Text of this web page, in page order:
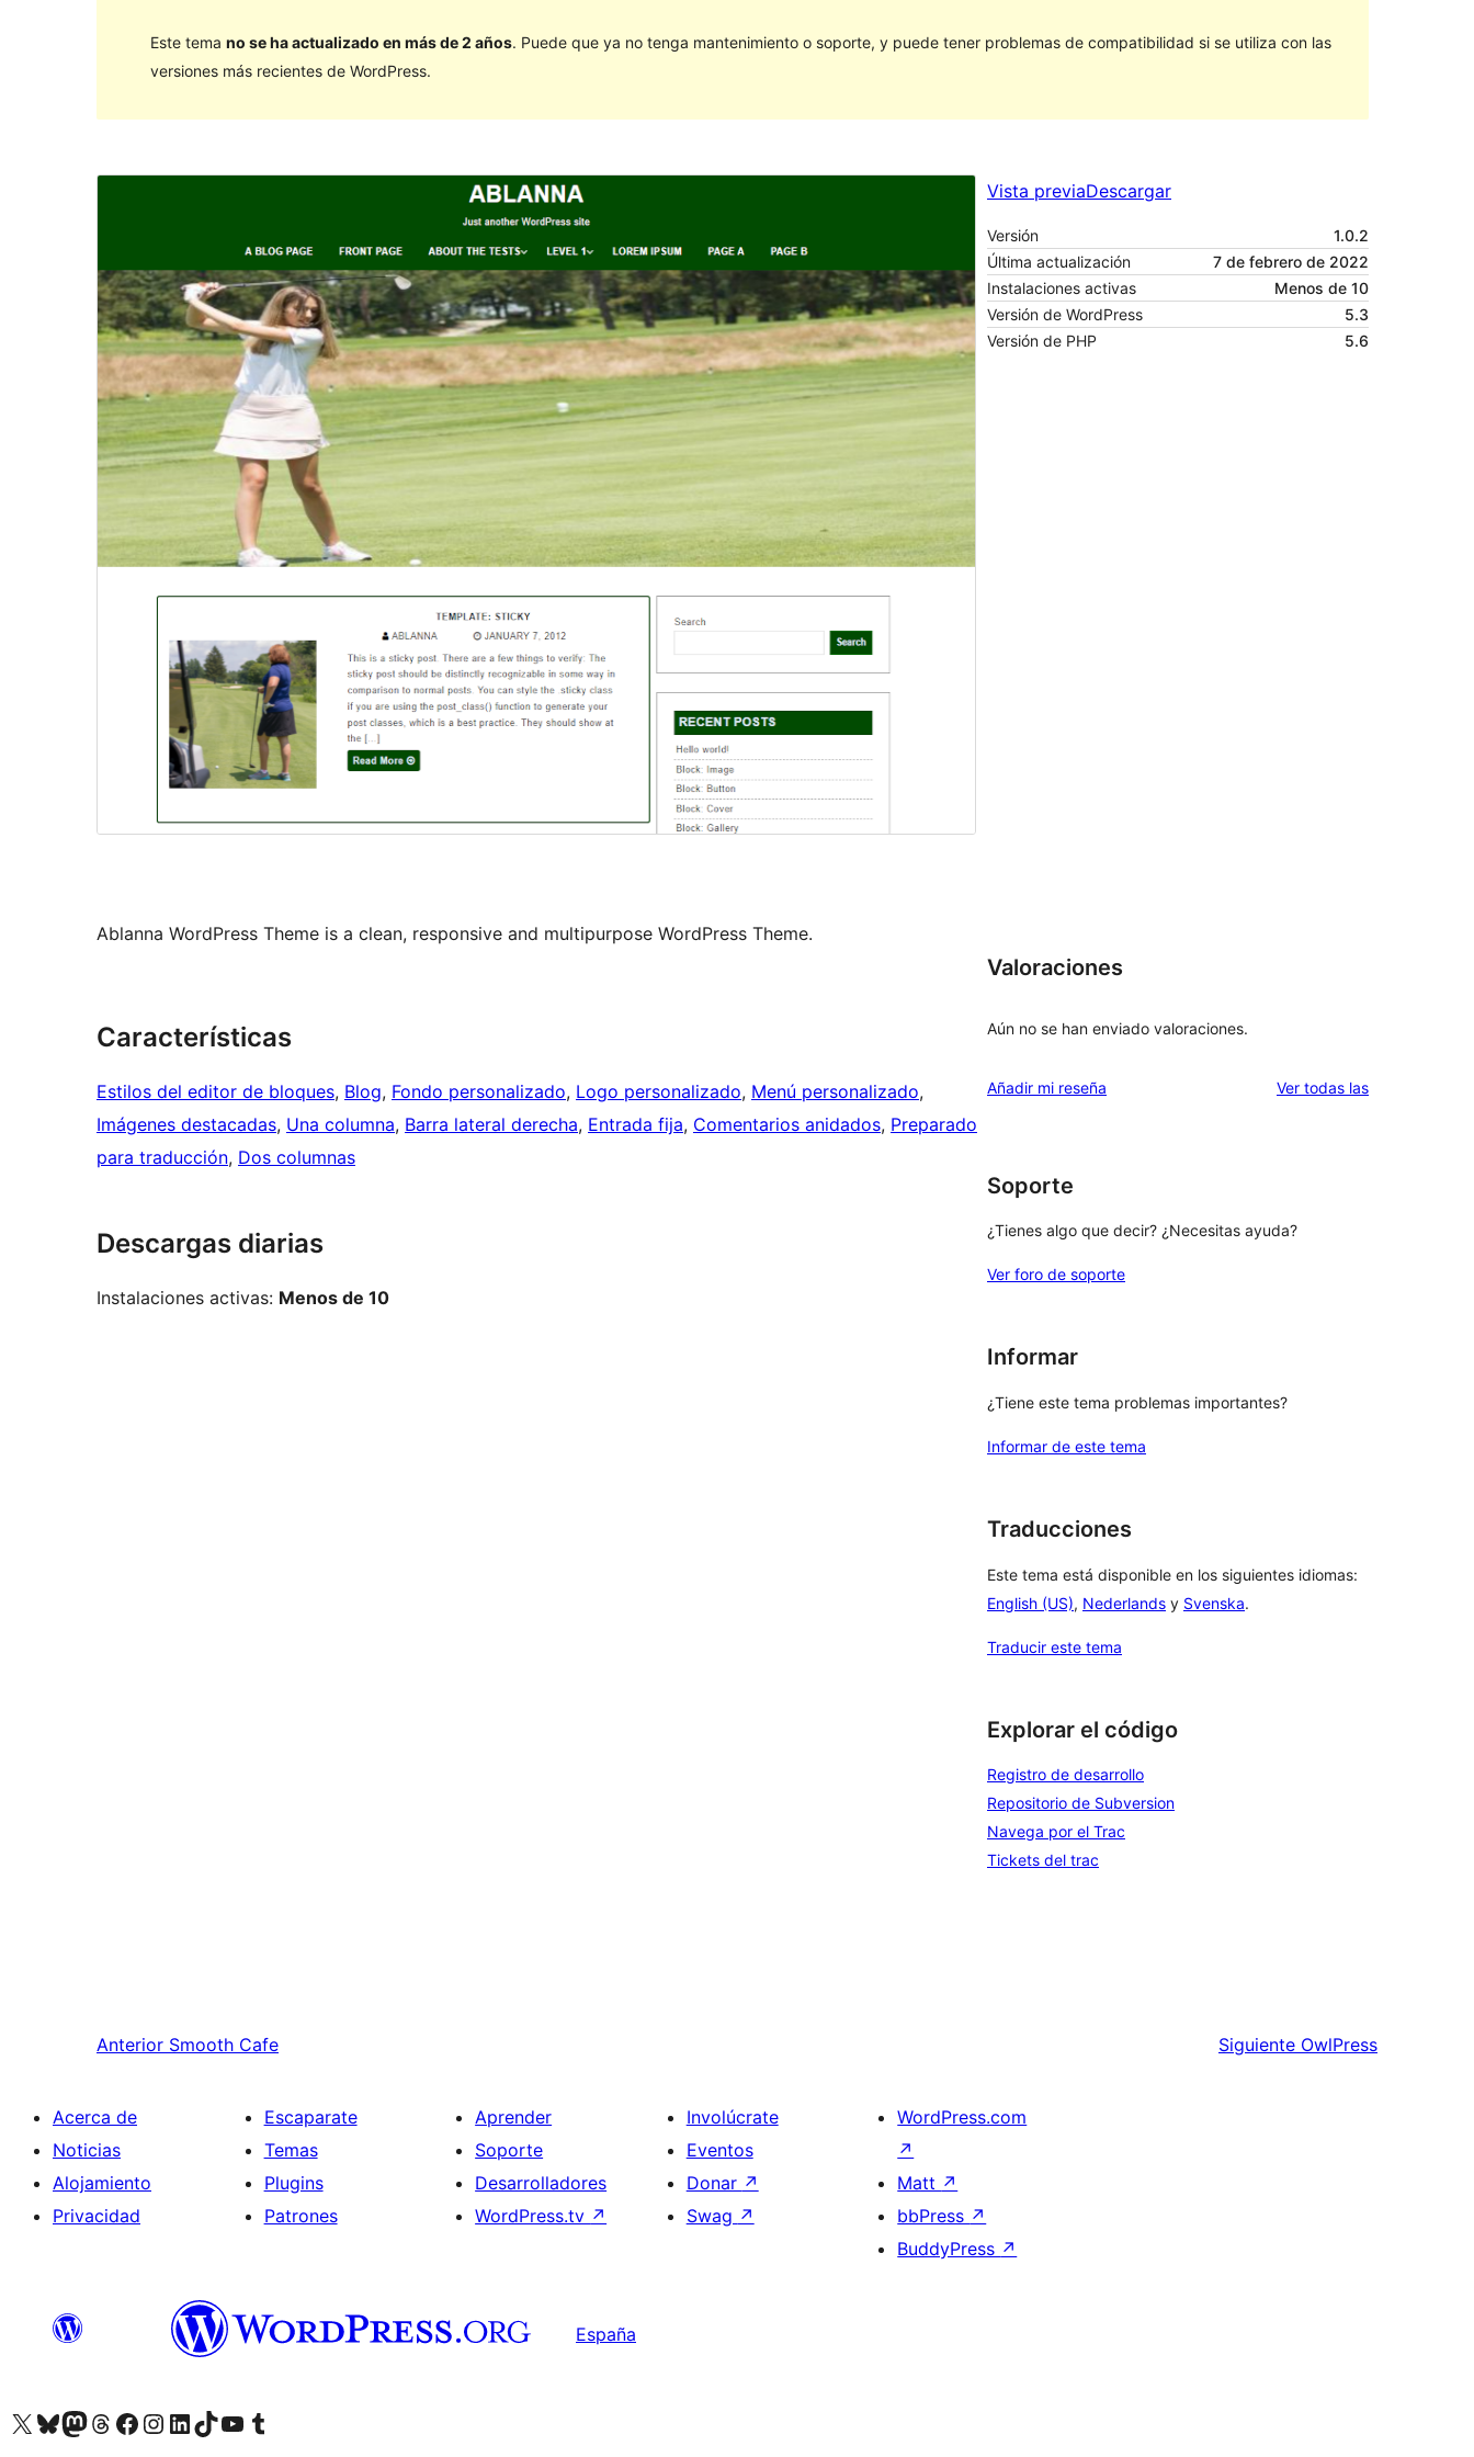
Este tema no se ha actualizado en más de 2 años. Puede que ya no tenga mantenimiento o soporte, y puede tener problemas de compatibilidad si se utiliza con las
versiones más recientes de WordPress.
Vista previaDescargar
Versión
1.0.2
Última actualización
7 de febrero de 2022
Instalaciones activas
Menos de 10
Versión de WordPress
5.3
Versión de PHP
5.6
Ablanna WordPress Theme is a clean, responsive and multipurpose WordPress Theme.
Características
Estilos del editor de bloques, Blog, Fondo personalizado, Logo personalizado, Menú personalizado
Imágenes destacadas, Una columna, Barra lateral derecha, Entrada fija, Comentarios anidados, Preparado
para traducción, Dos columnas
Descargas diarias
Instalaciones activas: Menos de 10
Valoraciones
Aún no se han enviado valoraciones.
Añadir mi reseña Ver todas lasvaloraciones
Soporte
¿Tienes algo que decir? ¿Necesitas ayuda?
Ver foro de soporte
Informar
¿Tiene este tema problemas importantes?
Informar de este tema
Traducciones
Este tema está disponible en los siguientes idiomas:
English (US), Nederlands y Svenska.
Traducir este tema
Explorar el código
Registro de desarrollo
Repositorio de Subversion
Navega por el Trac
Tickets del trac
Anterior Smooth Cafe Siguiente OwlPress
Acerca de
Noticias
Alojamiento
Privacidad
Escaparate
Temas
Plugins
Patrones
Aprender
Soporte
Desarrolladores
WordPress.tv ↗
Involúcrate
Eventos
Donar ↗
Swag ↗
WordPress.com
↗
Matt ↗
bbPress ↗
BuddyPress ↗
España
Visita nuestra cuenta de X (anteriormente Twitter)
Visita nuestra cuenta de Bluesky
Visita nuestra cuenta de Mastodon
Visita nuestra cuenta de Threads
Visita nuestra página de Facebook
Visita nuestra cuenta de Instagram
Visita nuestra cuenta de LinkedIn
Visita nuestra cuenta de TikTok
Visita nuestro canal de YouTube
Visita nuestra cuenta de Tumblr